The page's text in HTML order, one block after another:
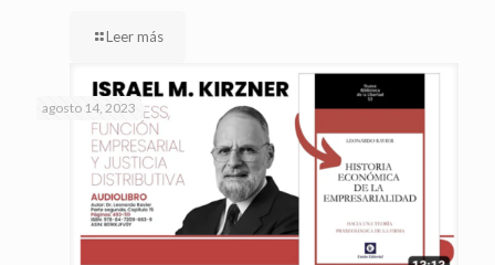
Leer más
agosto 14, 2023